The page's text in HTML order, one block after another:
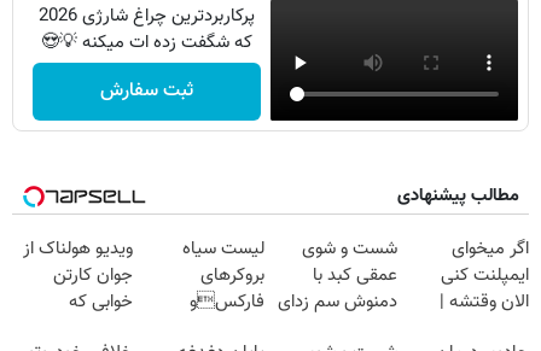
پرکاربردترین چراغ شارژی 2026
که شگفت زده ات میکنه 💡😍
ثبت سفارش
مطالب پیشنهادی
اگر میخوای
ایمپلنت کنی
الان وقتشه |
شست و شوی
عمقی کبد با
دمنوش سم زدای
لیست سیاه
بروکرهای
فارکسو
ویدیو هولناک از
جوان کارتن
خوابی که